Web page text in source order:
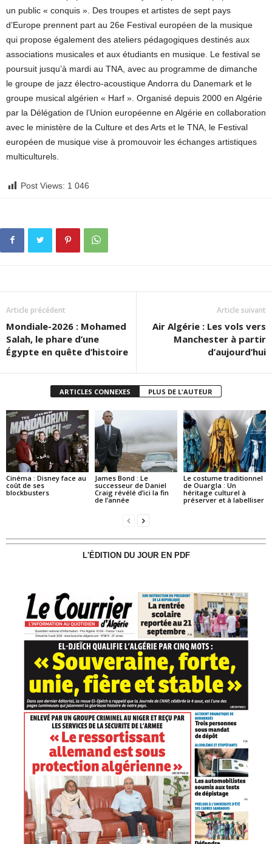
un public « conquis ». Des troupes et artistes de sept pays
d’Europe prennent part au 26e Festival européen de la musique
qui propose également des ateliers pédagogiques destinés aux
associations musicales et aux étudiants en musique. Le festival se
poursuit jusqu’à mardi au TNA, avec au programme de dimanche
le groupe de jazz électro-acoustique Andorra du Danemark et le
groupe musical algérien « Harf ». Organisé depuis 2000 en Algérie
par la Délégation de l’Union européenne en Algérie en collaboration
avec le ministère de la Culture et des Arts et le TNA, le Festival
européen de musique vise à promouvoir les échanges artistiques
multiculturels.
Post Views: 1 046
Article précédent
Mondiale-2026 : Mohamed
Salah, le phare d’une
Égypte en quête d’histoire
Article suivant
Air Algérie : Les vols vers
Manchester à partir
d’aujourd’hui
ARTICLES CONNEXES PLUS DE L'AUTEUR
Cinéma : Disney face au
coût de ses
blockbusters
James Bond : Le
successeur de Daniel
Craig révélé d’ici la fin
de l’année
Le costume traditionnel
de Ouargla : Un
héritage culturel à
préserver et à labelliser
L'ÉDITION DU JOUR EN PDF